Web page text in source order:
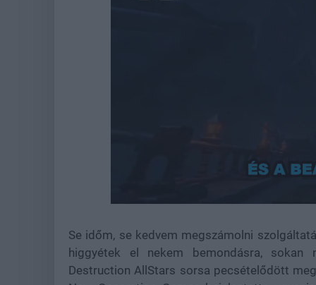
Se időm, se kedvem megszámolni
higgyétek el nekem bemondásra, sokan
Destruction AllStars sorsa pecsételődött